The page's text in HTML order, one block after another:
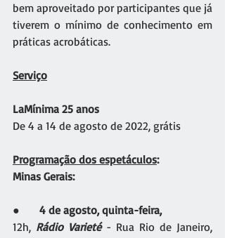
bem aproveitado por participantes que já
tiverem o mínimo de conhecimento em
práticas acrobáticas.
Serviço
LaMínima 25 anos
De 4 a 14 de agosto de 2022, grátis
Programação dos espetáculos:
Minas Gerais:
● 4 de agosto, quinta-feira,
12h, Rádio Varieté - Rua Rio de Janeiro,